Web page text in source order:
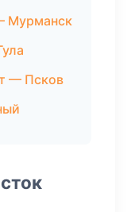
Мурманск
— Псков